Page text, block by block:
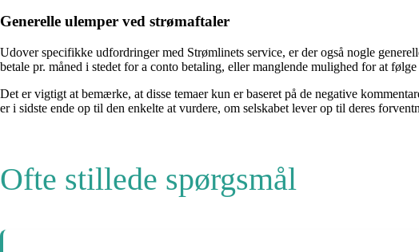
Generelle ulemper ved strømaftaler
Udover specifikke udfordringer med Strømlinets service, er der også nogle
betale pr. måned i stedet for a conto betaling, eller manglende mulighed for at
Det er vigtigt at bemærke, at disse temaer kun er baseret på de negative
er i sidste ende op til den enkelte at vurdere, om selskabet lever op til deres
Ofte stillede spørgsmål